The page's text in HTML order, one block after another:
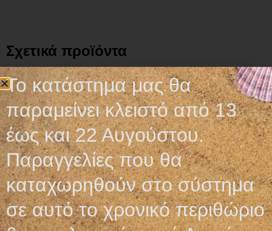
Σχετικά προϊόντα
ΚΑΘΙΣΜΑ ΤΟΥΑΛΕΤΑΣ
ΚΑΘΙΣΜΑ ΤΟΥΑΛΕΤΑΣ
Το κατάστημα μας θα
παραμείνει κλειστό από 13
έως και 22 Αυγούστου.
Παραγγελίες που θα
καταχωρηθούν στο σύστημα
σε αυτό το χρονικό περιθώριο